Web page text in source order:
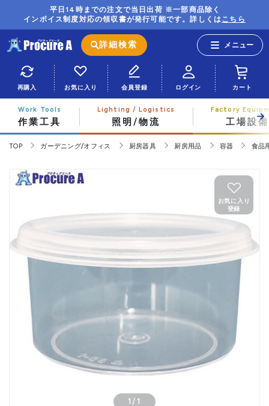
平日14時までの注文で当日出荷 ※一部商品除く
インボイス制度対応の領収書が発行可能です。詳しくはこちら
詳細検索
再購入 お気に入り 会員登録 ログイン カート
作業工具 照明/物流 工場設備
TOP ガーデニング/オフィス 厨房器具 厨房用品 容器 食品
1 / 1
お気に入り
登録